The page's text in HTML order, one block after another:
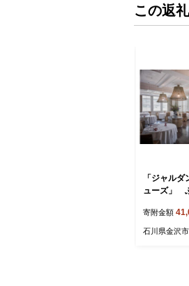
この返
「ジャル
ューズ」
金沢 加賀百
石 北陸 北
寄附金額
石川県金沢市